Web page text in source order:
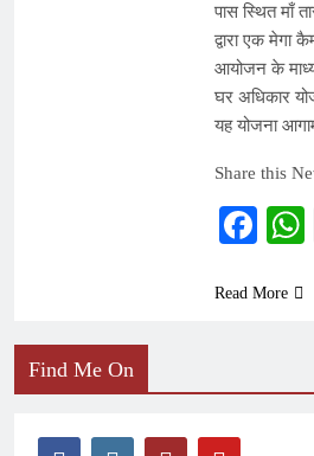
पास स्थित माँ
द्वारा एक मेगा
आयोजन के
घर अधिकार
यह योजना
Share this
Read More
Find Me On